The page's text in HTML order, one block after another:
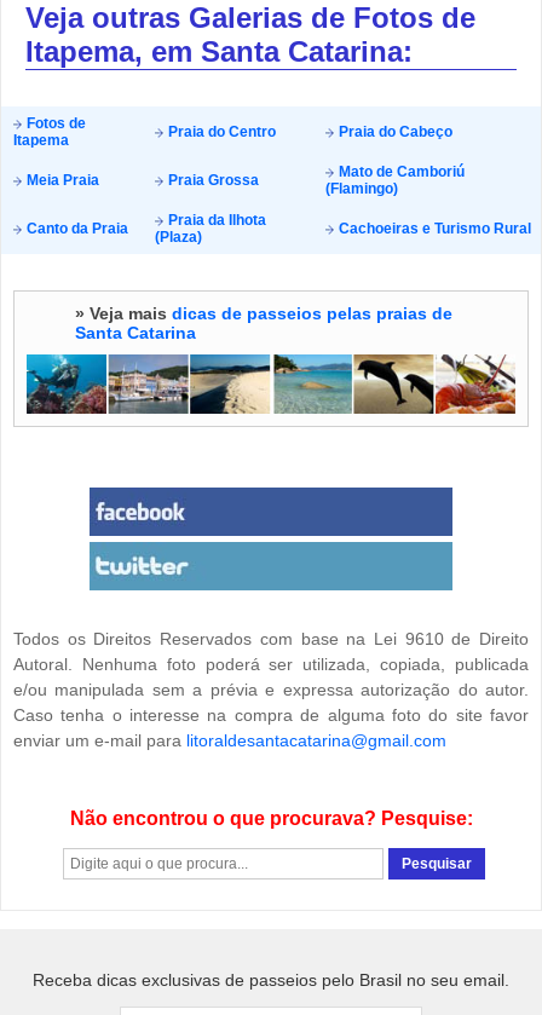
Veja outras Galerias de Fotos de
Itapema, em Santa Catarina:
Fotos de
Itapema
Praia do Centro Praia do Cabeço
Meia Praia Praia Grossa
Mato de Camboriú
(Flamingo)
Canto da Praia
Praia da Ilhota
(Plaza)
Cachoeiras e Turismo Rural
» Veja mais dicas de passeios pelas praias de
Santa Catarina
Todos os Direitos Reservados com base na Lei 9610 de Direito
Autoral. Nenhuma foto poderá ser utilizada, copiada, publicada
e/ou manipulada sem a prévia e expressa autorização do autor.
Caso tenha o interesse na compra de alguma foto do site favor
enviar um e-mail para litoraldesantacatarina@gmail.com
Não encontrou o que procurava? Pesquise:
Receba dicas exclusivas de passeios pelo Brasil no seu email.